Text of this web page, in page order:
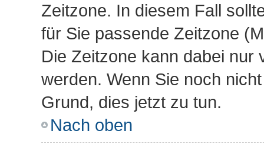
Zeitzone. In diesem Fall
für Sie passende Zeitzone
Die Zeitzone kann dabei nur
werden. Wenn Sie noch
Grund, dies jetzt zu tun.
Nach oben